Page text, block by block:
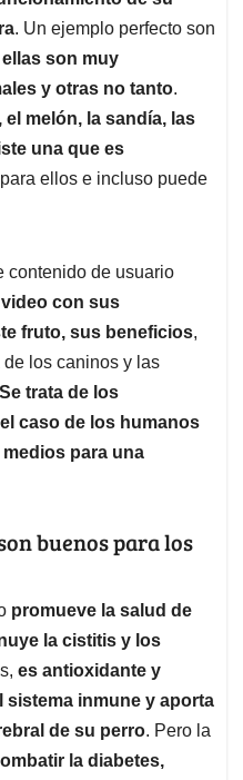
. Un ejemplo perfecto son
son muy
y otras no tanto.
el melón, la sandía, las
una que es
para ellos e incluso puede
contenido de usuario
con sus
fruto, sus beneficios,
los caninos y las
Se trata de los
caso de los humanos
para una
buenos para los
promueve la salud de
la cistitis y los
es antioxidante y
sistema inmune y aporta
de su perro. Pero la
la diabetes,